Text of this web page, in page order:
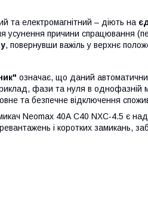
та електромагнітний – діють на
усунення причини спрацювання
, повернувши важіль у верхнє
означає, що даний
фази та нуля в однофазній
та безпечне відключення
Neomax 40А С40 NXC-4.5 є
і коротких замикань,